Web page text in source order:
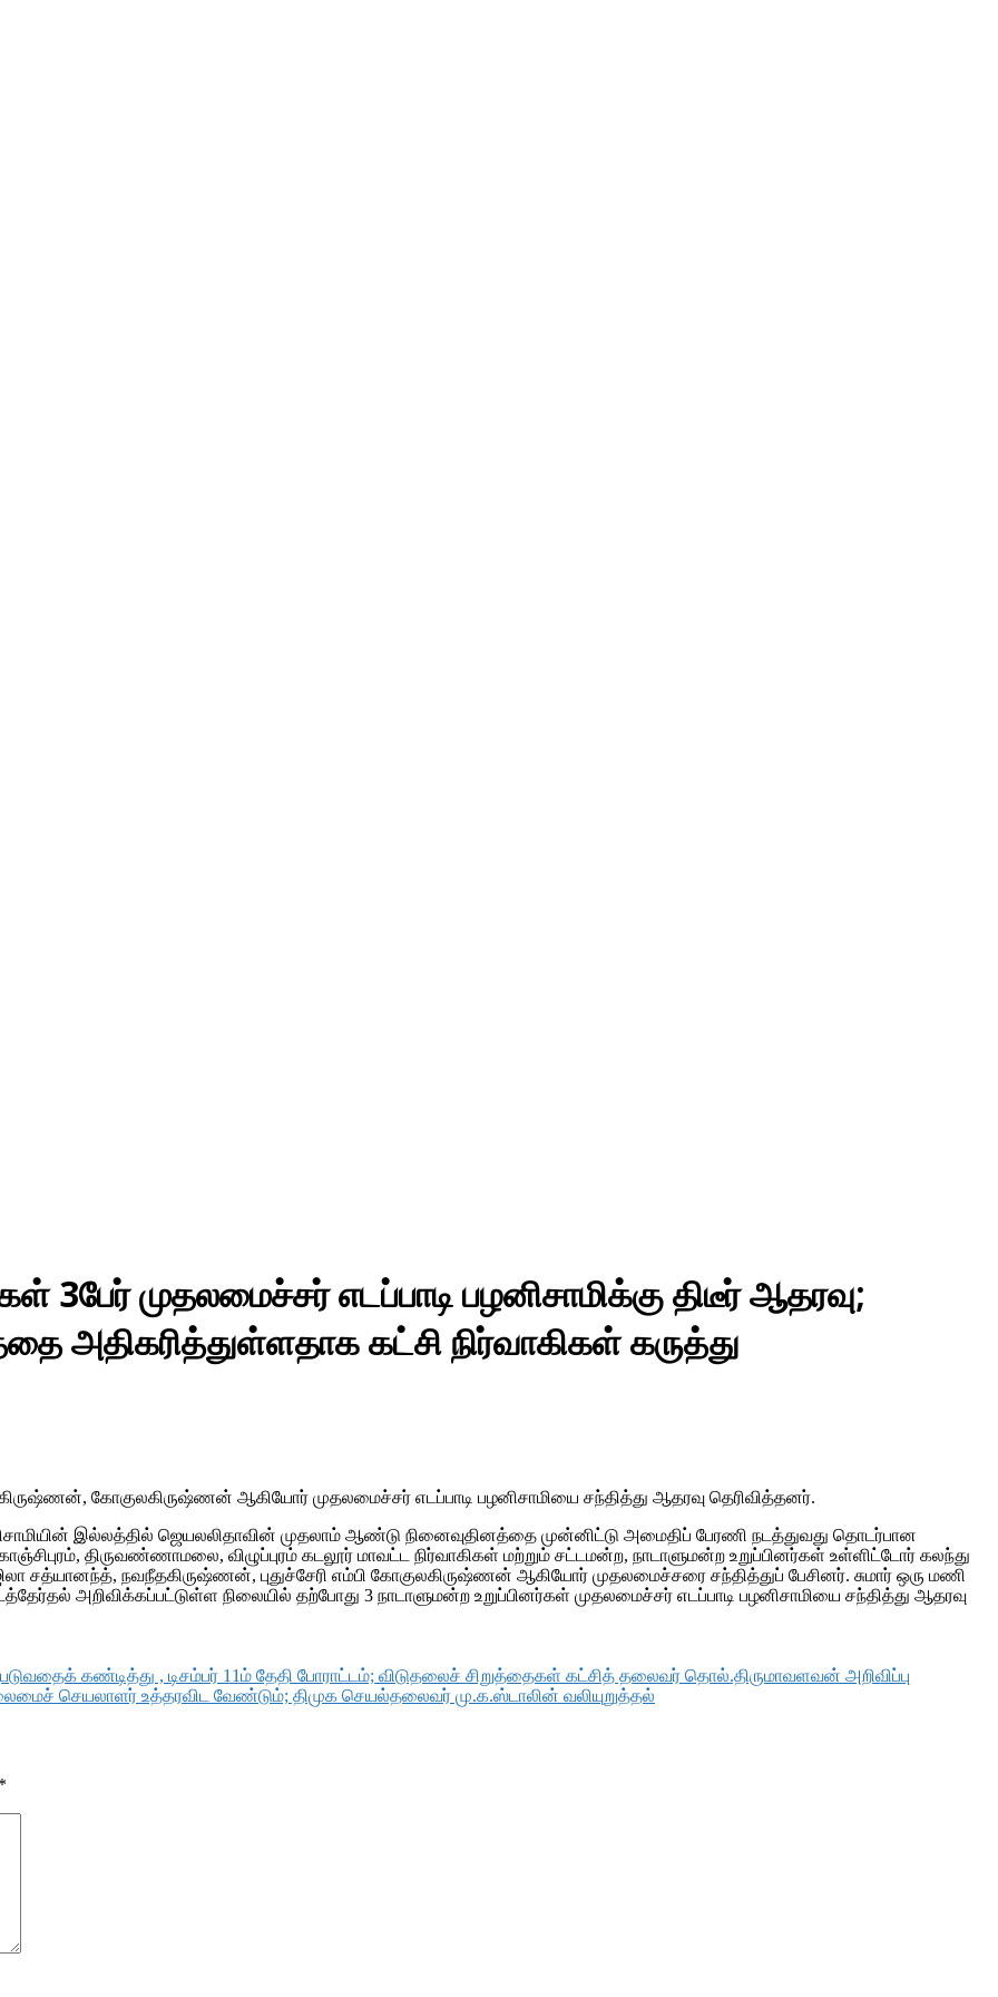
3பேர் முதலமைச்சர் எடப்பாடி பழனிசாமிக்கு திடீர் ஆதரவு;
அதிகரித்துள்ளதாக கட்சி நிர்வாகிகள் கருத்து
கோகுலகிருஷ்ணன் ஆகியோர் முதலமைச்சர் எடப்பாடி பழனிசாமியை சந்தித்து ஆதரவு தெரிவித்தனர்.
இல்லத்தில் ஜெயலலிதாவின் முதலாம் ஆண்டு நினைவுதினத்தை முன்னிட்டு அமைதிப் பேரணி நடத்துவது தொடர்பான
திருவண்ணாமலை, விழுப்புரம் கடலூர் மாவட்ட நிர்வாகிகள் மற்றும் சட்டமன்ற, நாடாளுமன்ற உறுப்பினர்கள் உள்ளிட்டோர் கலந்து
சத்யானந்த், நவநீதகிருஷ்ணன், புதுச்சேரி எம்பி கோகுலகிருஷ்ணன் ஆகியோர் முதலமைச்சரை சந்தித்துப் பேசினர். சுமார் ஒரு மணி
அறிவிக்கப்பட்டுள்ள நிலையில் தற்போது 3 நாடாளுமன்ற உறுப்பினர்கள் முதலமைச்சர் எடப்பாடி பழனிசாமியை சந்தித்து ஆதரவு
கண்டித்து , டிசம்பர் 11ம் தேதி போராட்டம்; விடுதலைச் சிறுத்தைகள் கட்சித் தலைவர் தொல்.திருமாவளவன் அறிவிப்பு
செயலாளர் உத்தரவிட வேண்டும்; திமுக செயல்தலைவர் மு.க.ஸ்டாலின் வலியுறுத்தல்
*